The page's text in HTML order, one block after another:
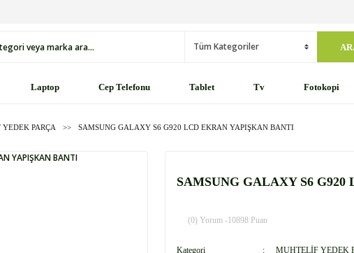
Laptop Cep Telefonu Tablet Tv Fotokopi
PARÇA SAMSUNG GALAXY S6 G920 LCD EKRAN YAPIŞKAN BANTI
SAMSUNG GALAXY S6
(0) Yorum -10898 Puan
Kategori
MUHTELİF YEDEK